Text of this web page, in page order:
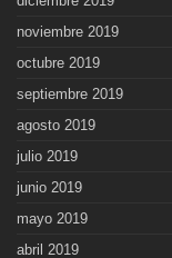
noviembre 2019
octubre 2019
septiembre 2019
agosto 2019
julio 2019
junio 2019
mayo 2019
abril 2019